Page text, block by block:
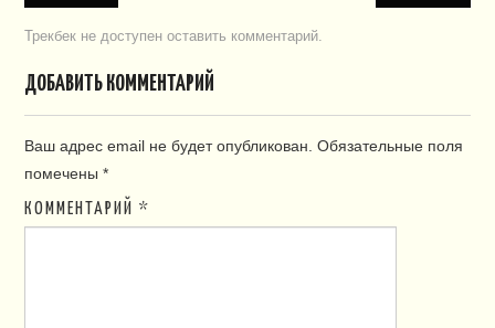
Трекбек не доступеноставить комментарий.
ДОБАВИТЬ КОММЕНТАРИЙ
Ваш адрес email не будет опубликован. Обязательные поля
помечены*
КОММЕНТАРИЙ*